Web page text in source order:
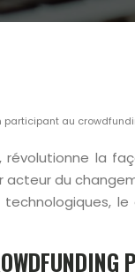
participant au
révolutionne la
du